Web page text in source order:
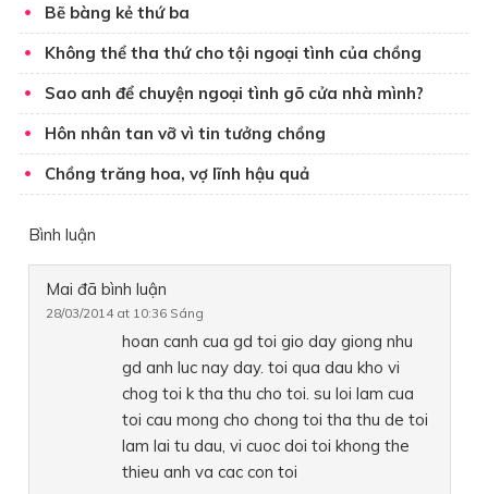
Bẽ bàng kẻ thứ ba
Không thể tha thứ cho tội ngoại tình của chồng
Sao anh để chuyện ngoại tình gõ cửa nhà mình?
Hôn nhân tan vỡ vì tin tưởng chồng
Chồng trăng hoa, vợ lĩnh hậu quả
Bình luận
Mai đã bình luận
28/03/2014 at 10:36 Sáng
hoan canh cua gd toi gio day giong nhu
gd anh luc nay day. toi qua dau kho vi
chog toi k tha thu cho toi. su loi lam cua
toi cau mong cho chong toi tha thu de toi
lam lai tu dau, vi cuoc doi toi khong the
thieu anh va cac con toi